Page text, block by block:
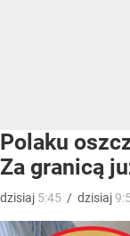
Polaku
Za granicą
dzisiaj 5:45 / dzisiaj